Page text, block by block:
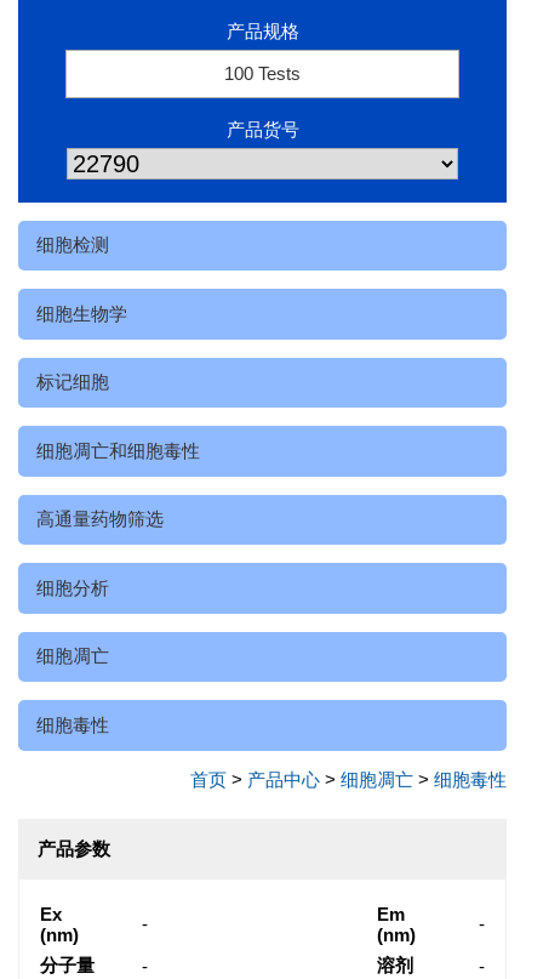
产品规格
100 Tests
产品货号
细胞检测
细胞生物学
标记细胞
细胞凋亡和细胞毒性
高通量药物筛选
细胞分析
细胞凋亡
细胞毒性
首页 > 产品中心 >细胞凋亡 >细胞毒性
产品参数
Ex
(nm)
-
Em
(nm)
-
分子量
- 溶剂
-